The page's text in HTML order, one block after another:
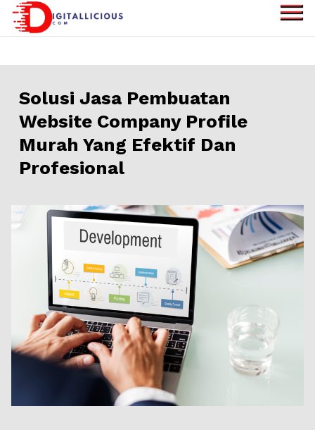
Skip
Information
Solusi Jasa Pembuatan
Website Company Profile
Murah Yang Efektif Dan
Profesional